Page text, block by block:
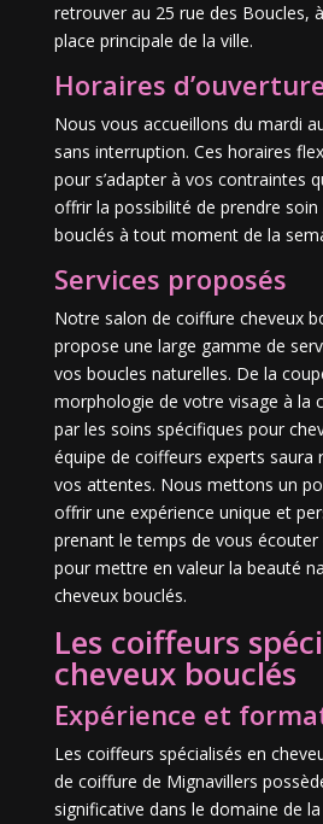
retrouver au 25 rue des Boucles,
place principale de la ville.
Horaires
Nous vous accueillons du mardi
sans interruption. Ces horaires
pour s’adapter à vos contraintes
offrir la possibilité de prendre
bouclés à tout moment de la
Services proposés
Notre salon de coiffure cheveux
propose une large gamme de
vos boucles naturelles. De la
morphologie de votre visage à la
par les soins spécifiques pour
équipe de coiffeurs experts saura
vos attentes. Nous mettons un
offrir une expérience unique et
prenant le temps de vous
pour mettre en valeur la beauté
cheveux bouclés.
Les coiffeurs
cheveux bouclés
Expérience et
Les coiffeurs spécialisés en
de coiffure de Mignavillers
significative dans le domaine de